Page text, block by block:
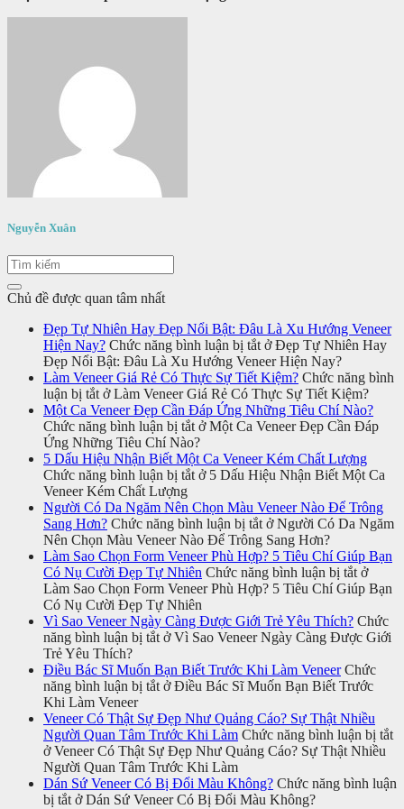
Nguyễn Xuân
Chủ đề được quan tâm nhất
Đẹp Tự Nhiên Hay Đẹp Nổi Bật: Đâu Là Xu Hướng Veneer
Hiện Nay? Chức năng bình luận bị tắtở Đẹp Tự Nhiên Hay
Đẹp Nổi Bật: Đâu Là Xu Hướng Veneer Hiện Nay?
Làm Veneer Giá Rẻ Có Thực Sự Tiết Kiệm? Chức năng bình
luận bị tắtở Làm Veneer Giá Rẻ Có Thực Sự Tiết Kiệm?
Một Ca Veneer Đẹp Cần Đáp Ứng Những Tiêu Chí Nào?
Chức năng bình luận bị tắtở Một Ca Veneer Đẹp Cần Đáp
Ứng Những Tiêu Chí Nào?
5 Dấu Hiệu Nhận Biết Một Ca Veneer Kém Chất Lượng
Chức năng bình luận bị tắtở 5 Dấu Hiệu Nhận Biết Một Ca
Veneer Kém Chất Lượng
Người Có Da Ngăm Nên Chọn Màu Veneer Nào Để Trông
Sang Hơn? Chức năng bình luận bị tắtở Người Có Da Ngăm
Nên Chọn Màu Veneer Nào Để Trông Sang Hơn?
Làm Sao Chọn Form Veneer Phù Hợp? 5 Tiêu Chí Giúp Bạn
Có Nụ Cười Đẹp Tự Nhiên Chức năng bình luận bị tắtở
Làm Sao Chọn Form Veneer Phù Hợp? 5 Tiêu Chí Giúp Bạn
Có Nụ Cười Đẹp Tự Nhiên
Vì Sao Veneer Ngày Càng Được Giới Trẻ Yêu Thích? Chức
năng bình luận bị tắtở Vì Sao Veneer Ngày Càng Được Giới
Trẻ Yêu Thích?
Điều Bác Sĩ Muốn Bạn Biết Trước Khi Làm Veneer Chức
năng bình luận bị tắtở Điều Bác Sĩ Muốn Bạn Biết Trước
Khi Làm Veneer
Veneer Có Thật Sự Đẹp Như Quảng Cáo? Sự Thật Nhiều
Người Quan Tâm Trước Khi Làm Chức năng bình luận bị tắt
ở Veneer Có Thật Sự Đẹp Như Quảng Cáo? Sự Thật Nhiều
Người Quan Tâm Trước Khi Làm
Dán Sứ Veneer Có Bị Đổi Màu Không? Chức năng bình luận
bị tắtở Dán Sứ Veneer Có Bị Đổi Màu Không?